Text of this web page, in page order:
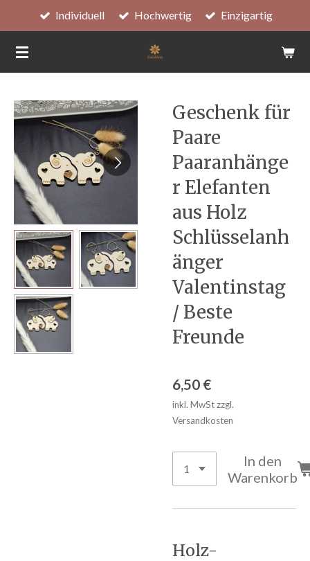
Hauptinhalt
springen
Individuell Hochwertig Einzigartig
Geschenk für
Paare
Paaranhänge
r Elefanten
aus Holz
Schlüsselanh
änger
Valentinstag
/ Beste
Freunde
6,50 €
inkl. MwSt zzgl.
Versandkosten
In den
Warenkorb
Holz-